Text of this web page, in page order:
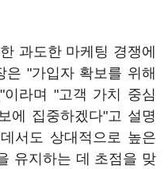
과도한 마케팅 경쟁에
"가입자 확보를 위해
라며 "고객 가치 중심
에 집중하겠다"고 설명
서도 상대적으로 높은
유지하는 데 초점을 맞